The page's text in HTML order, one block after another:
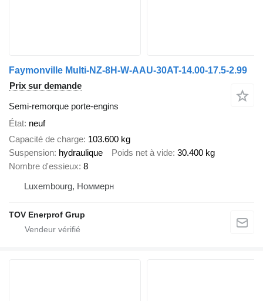
Faymonville Multi-NZ-8H-W-AAU-30AT-14.00-17.5-2.99
Prix sur demande
Semi-remorque porte-engins
État neuf
Capacité de charge 103.600 kg
Suspension hydraulique Poids net à vide 30.400 kg
Nombre d'essieux 8
Luxembourg, Номмерн
TOV Enerprof Grup